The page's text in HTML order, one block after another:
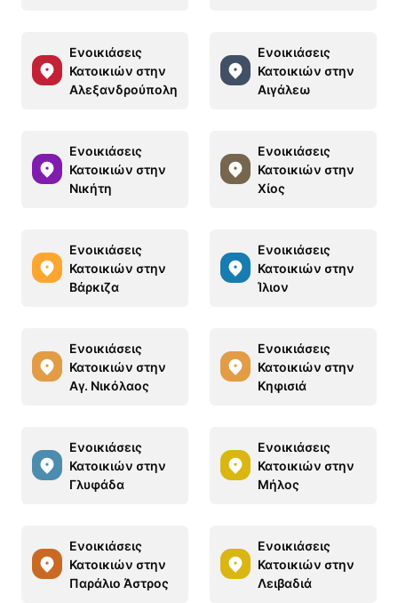
Ενοικιάσεις
Κατοικιών στην
Αλεξανδρούπολη
Ενοικιάσεις
Κατοικιών στην
Αιγάλεω
Ενοικιάσεις
Κατοικιών στην
Νικήτη
Ενοικιάσεις
Κατοικιών στην
Χίος
Ενοικιάσεις
Κατοικιών στην
Βάρκιζα
Ενοικιάσεις
Κατοικιών στην
Ίλιον
Ενοικιάσεις
Κατοικιών στην
Αγ. Νικόλαος
Ενοικιάσεις
Κατοικιών στην
Κηφισιά
Ενοικιάσεις
Κατοικιών στην
Γλυφάδα
Ενοικιάσεις
Κατοικιών στην
Μήλος
Ενοικιάσεις
Κατοικιών στην
Παράλιο Άστρος
Ενοικιάσεις
Κατοικιών στην
Λειβαδιά